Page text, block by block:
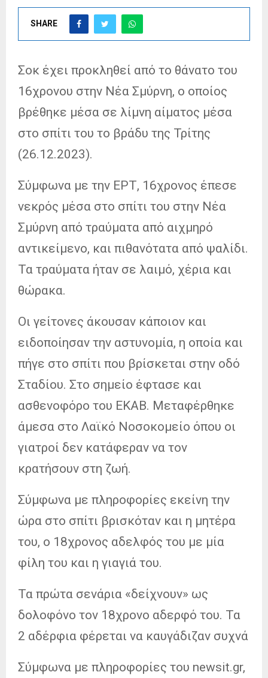
SHARE
Σοκ έχει προκληθεί από το θάνατο του
16χρονου στην Νέα Σμύρνη, ο οποίος
βρέθηκε μέσα σε λίμνη αίματος μέσα
στο σπίτι του το βράδυ της Τρίτης
(26.12.2023).
Σύμφωνα με την ΕΡΤ, 16χρονος έπεσε
νεκρός μέσα στο σπίτι του στην Νέα
Σμύρνη από τραύματα από αιχμηρό
αντικείμενο, και πιθανότατα από ψαλίδι.
Τα τραύματα ήταν σε λαιμό, χέρια και
θώρακα.
Οι γείτονες άκουσαν κάποιον και
ειδοποίησαν την αστυνομία, η οποία και
πήγε στο σπίτι που βρίσκεται στην οδό
Σταδίου. Στο σημείο έφτασε και
ασθενοφόρο του ΕΚΑΒ. Μεταφέρθηκε
άμεσα στο Λαϊκό Νοσοκομείο όπου οι
γιατροί δεν κατάφεραν να τον
κρατήσουν στη ζωή.
Σύμφωνα με πληροφορίες εκείνη την
ώρα στο σπίτι βρισκόταν και η μητέρα
του, ο 18χρονος αδελφός του με μία
φίλη του και η γιαγιά του.
Τα πρώτα σενάρια «δείχνουν» ως
δολοφόνο τον 18χρονο αδερφό του. Τα
2 αδέρφια φέρεται να καυγάδιζαν συχνά
Σύμφωνα με πληροφορίες του newsit.gr,